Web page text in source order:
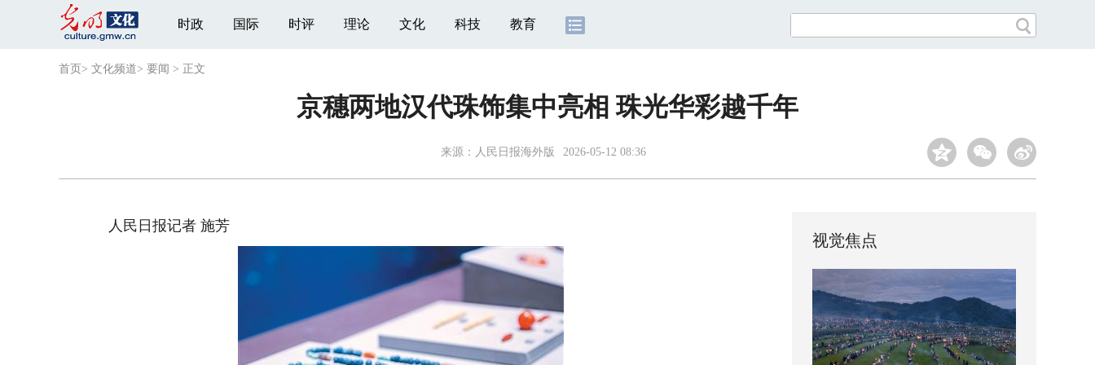
时政 国际 时评 理论 文化 科技 教育
首页 > 文化频道> 要闻 > 正文
京穗两地汉代珠饰集中亮相 珠光华彩越千年
来源： 人民日报海外版 2026-05-12 08:36
人民日报记者 施芳
视觉焦点